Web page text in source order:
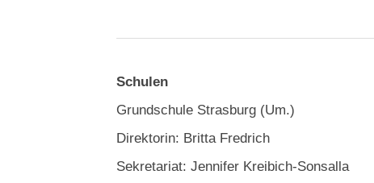
Schulen
Grundschule Strasburg (Um.)
Direktorin: Britta Fredrich
Sekretariat: Jennifer Kreibich-Sonsalla